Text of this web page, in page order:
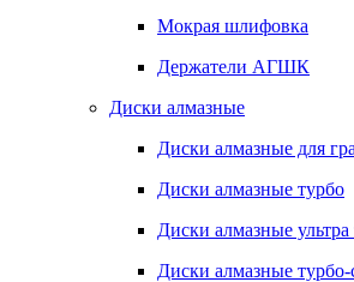
Мокрая шлифовка
Держатели АГШК
Диски алмазные
Диски алмазные для
Диски алмазные турбо
Диски алмазные ультра
Диски алмазные турбо-